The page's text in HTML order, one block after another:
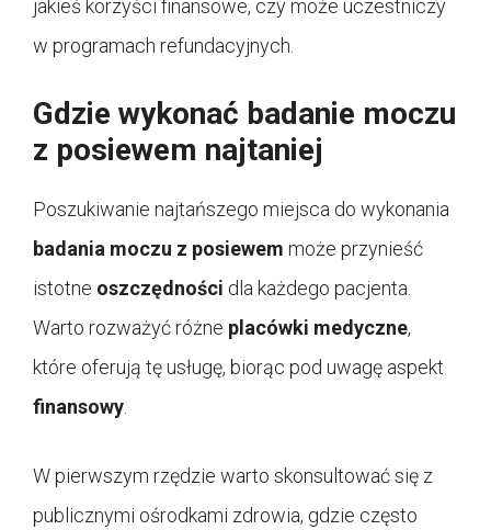
jakieś korzyści finansowe, czy może uczestniczy
w programach refundacyjnych.
Gdzie wykonać badanie moczu
z posiewem najtaniej
Poszukiwanie najtańszego miejsca do wykonania
badania moczu z posiewem może przynieść
istotne oszczędności dla każdego pacjenta.
Warto rozważyć różne placówki medyczne,
które oferują tę usługę, biorąc pod uwagę aspekt
finansowy
W pierwszym rzędzie warto skonsultować się z
publicznymi ośrodkami zdrowia, gdzie często